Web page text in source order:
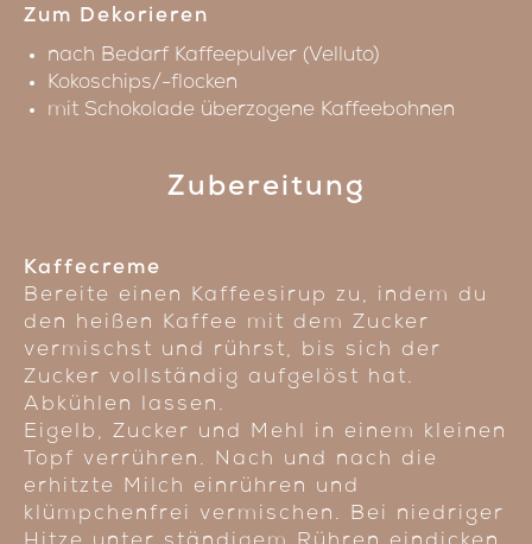
Zum Dekorieren
nach Bedarf Kaffeepulver (Velluto)
Kokoschips/-flocken
mit Schokolade überzogene Kaffeebohnen
Zubereitung
Kaffecreme
Bereite einen Kaffeesirup zu, indem du
den heißen Kaffee mit dem Zucker
vermischst und rührst, bis sich der
Zucker vollständig aufgelöst hat.
Abkühlen lassen.
Eigelb, Zucker und Mehl in einem kleinen
Topf verrühren. Nach und nach die
erhitzte Milch einrühren und
klümpchenfrei vermischen. Bei niedriger